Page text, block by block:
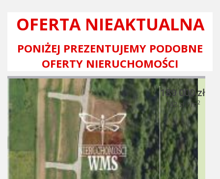
OFERTA NIEAKTUALNA
PONIŻEJ PREZENTUJEMY PODOBNE
OFERTY NIERUCHOMOŚCI
189 000 zł
142 zł / m2